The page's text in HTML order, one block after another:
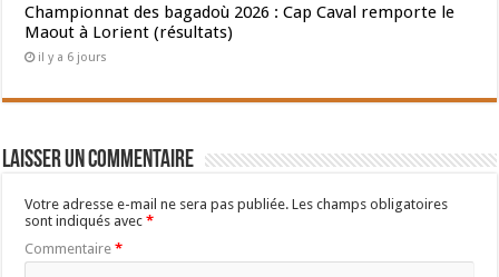
Championnat des bagadoù 2026 : Cap Caval remporte le
Maout à Lorient (résultats)
il y a 6 jours
Laisser un commentaire
Votre adresse e-mail ne sera pas publiée. Les champs obligatoires
sont indiqués avec*
Commentaire*